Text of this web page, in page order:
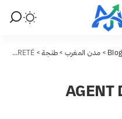
Blog
> مدن المغرب > طنجة>
AGENT DE SÉCURITÉ ET DE SÛRETÉ
AGENT